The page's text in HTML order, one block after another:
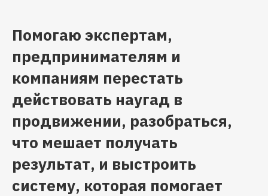
Помогаю экспертам,
предпринимателям и
компаниям перестать
действовать наугад в
продвижении, разобраться,
что мешает получать
результат, и выстроить
систему, которая помогает